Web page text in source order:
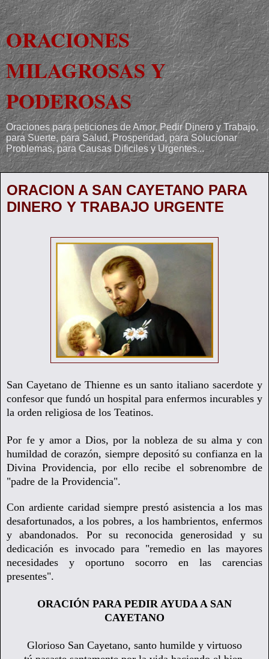
ORACIONES
MILAGROSAS Y
PODEROSAS
Oraciones para peticiones de Amor, Pedir Dinero y Trabajo,
para Suerte, para Salud, Prosperidad, para Solucionar
Problemas, para Causas Dificiles y Urgentes...
ORACION A SAN CAYETANO PARA
DINERO Y TRABAJO URGENTE
San Cayetano de Thienne es un santo italiano sacerdote y
confesor que fundó un hospital para enfermos incurables y
la orden religiosa de los Teatinos.
Por fe y amor a Dios, por la nobleza de su alma y con
humildad de corazón, siempre depositó su confianza en la
Divina Providencia, por ellorecibe el sobrenombre de
"padre de la Providencia".
Con ardiente caridad siempre prestó asistencia a los mas
desafortunados, a los pobres, a los hambrientos, enfermos
y abandonados. Por su reconocida generosidad y su
dedicación es invocado para "remedio en las mayores
necesidades y oportuno socorro en las carencias
presentes".
ORACIÓN PARA PEDIR AYUDA A SAN
CAYETANO
Glorioso San Cayetano, santo humilde y virtuoso